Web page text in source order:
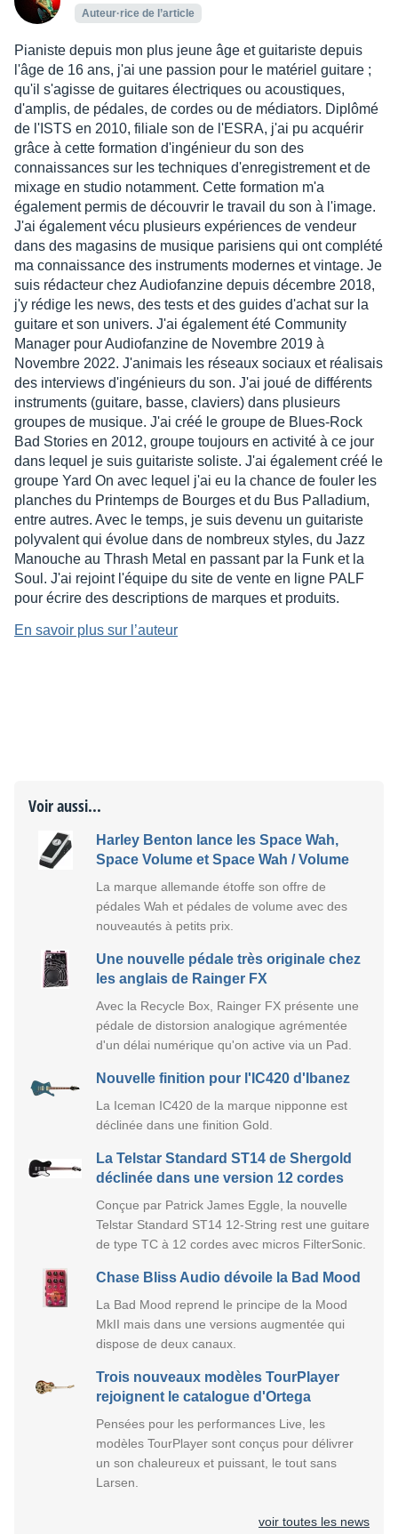
Auteur·rice de l’article
Pianiste depuis mon plus jeune âge et guitariste depuis
l'âge de 16 ans, j'ai une passion pour le matériel guitare ;
qu'il s'agisse de guitares électriques ou acoustiques,
d'amplis, de pédales, de cordes ou de médiators. Diplômé
de l'ISTS en 2010, filiale son de l'ESRA, j'ai pu acquérir
grâce à cette formation d'ingénieur du son des
connaissances sur les techniques d'enregistrement et de
mixage en studio notamment. Cette formation m'a
également permis de découvrir le travail du son à l'image.
J'ai également vécu plusieurs expériences de vendeur
dans des magasins de musique parisiens qui ont complété
ma connaissance des instruments modernes et vintage. Je
suis rédacteur chez Audiofanzine depuis décembre 2018,
j'y rédige les news, des tests et des guides d'achat sur la
guitare et son univers. J'ai également été Community
Manager pour Audiofanzine de Novembre 2019 à
Novembre 2022. J'animais les réseaux sociaux et réalisais
des interviews d'ingénieurs du son. J'ai joué de différents
instruments (guitare, basse, claviers) dans plusieurs
groupes de musique. J'ai créé le groupe de Blues-Rock
Bad Stories en 2012, groupe toujours en activité à ce jour
dans lequel je suis guitariste soliste. J'ai également créé le
groupe Yard On avec lequel j'ai eu la chance de fouler les
planches du Printemps de Bourges et du Bus Palladium,
entre autres. Avec le temps, je suis devenu un guitariste
polyvalent qui évolue dans de nombreux styles, du Jazz
Manouche au Thrash Metal en passant par la Funk et la
Soul. J'ai rejoint l'équipe du site de vente en ligne PALF
pour écrire des descriptions de marques et produits.
En savoir plus sur l’auteur
Voir aussi...
Harley Benton lance les Space Wah,
Space Volume et Space Wah / Volume
La marque allemande étoffe son offre de
pédales Wah et pédales de volume avec des
nouveautés à petits prix.
Une nouvelle pédale très originale chez
les anglais de Rainger FX
Avec la Recycle Box, Rainger FX présente une
pédale de distorsion analogique agrémentée
d'un délai numérique qu'on active via un Pad.
Nouvelle finition pour l'IC420 d'Ibanez
La Iceman IC420 de la marque nipponne est
déclinée dans une finition Gold.
La Telstar Standard ST14 de Shergold
déclinée dans une version 12 cordes
Conçue par Patrick James Eggle, la nouvelle
Telstar Standard ST14 12-String rest une guitare
de type TC à 12 cordes avec micros FilterSonic.
Chase Bliss Audio dévoile la Bad Mood
La Bad Mood reprend le principe de la Mood
MkII mais dans une versions augmentée qui
dispose de deux canaux.
Trois nouveaux modèles TourPlayer
rejoignent le catalogue d'Ortega
Pensées pour les performances Live, les
modèles TourPlayer sont conçus pour délivrer
un son chaleureux et puissant, le tout sans
Larsen.
voir toutes les news